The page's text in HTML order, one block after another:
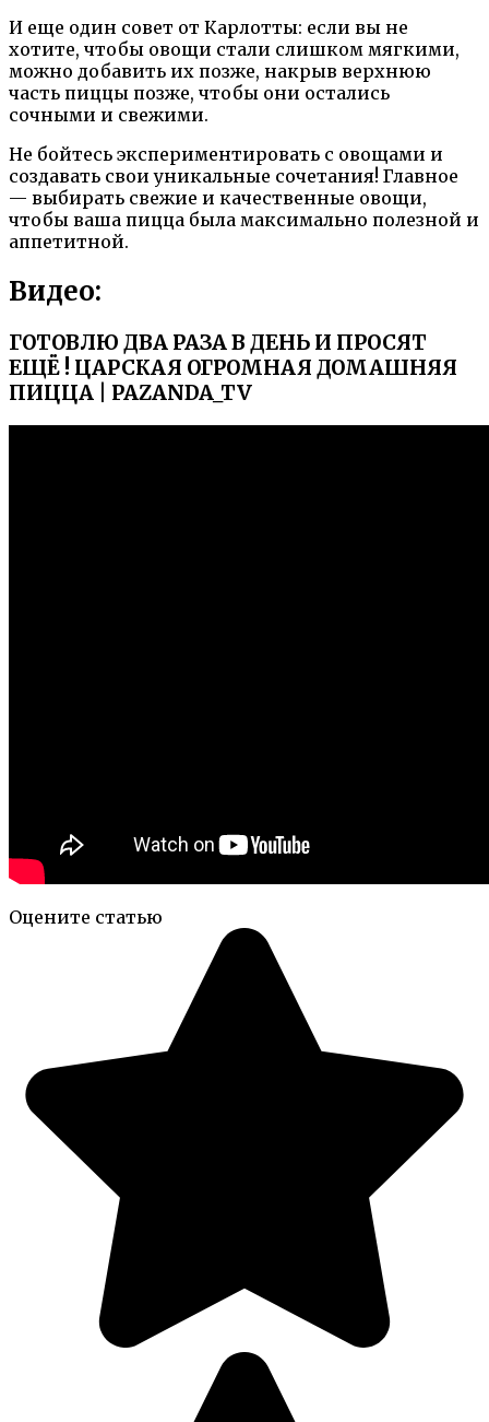
И еще один совет от Карлотты: если вы не
хотите, чтобы овощи стали слишком мягкими,
можно добавить их позже, накрыв верхнюю
часть пиццы позже, чтобы они остались
сочными и свежими.
Не бойтесь экспериментировать с овощами и
создавать свои уникальные сочетания! Главное
— выбирать свежие и качественные овощи,
чтобы ваша пицца была максимально полезной и
аппетитной.
Видео:
ГОТОВЛЮ ДВА РАЗА В ДЕНЬ И ПРОСЯТ
ЕЩЁ ! ЦАРСКАЯ ОГРОМНАЯ ДОМАШНЯЯ
ПИЦЦА | PAZANDA_TV
Оцените статью